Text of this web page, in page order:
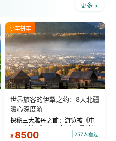
更多 >
小车拼车
世界旅客的伊犁之约：8天北疆
暖心深度游
探秘三大雅丹之首：游览被《中
国国家地理》评选为“中国最美的
三大雅丹”第一名的克拉玛依魔鬼
¥ 8500 257人看过